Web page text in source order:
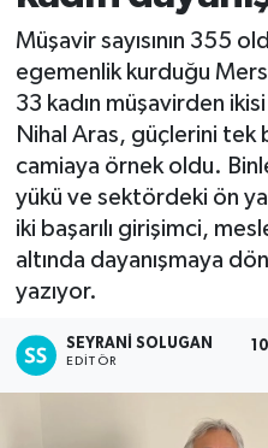
Müşavir sayısının 355
egemenlik kurduğu
33 kadın müşavirden
Nihal Aras, güçlerini
camiaya örnek oldu.
yükü ve sektördeki ön
iki başarılı girişimci,
altında dayanışmaya
yazıyor.
SEYRANI SOLUGAN
EDITÖR